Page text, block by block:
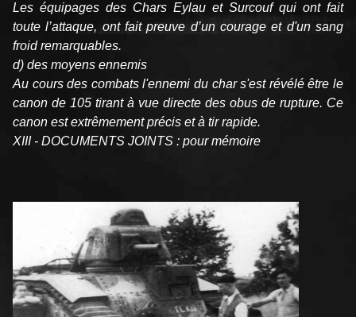
Les équipages des Chars Eylau et Surcouf qui ont fait
toute l’attaque, ont fait preuve d’un courage et d'un sang
froid remarquables.
d) des moyens ennemis
Au cours des combats l'ennemi du char s'est révélé être le
canon de 105 tirant à vue directe des obus de rupture. Ce
canon est extrêmement précis et à tir rapide.
XIII - DOCUMENTS JOINTS : pour mémoire